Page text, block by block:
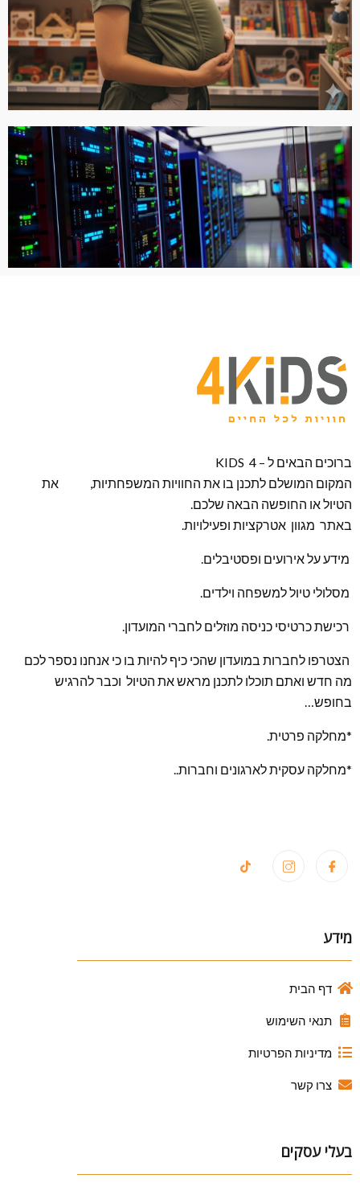
ברוכים הבאים ל – KIDS 4
המקום המושלם לתכנן בו את החוויות המשפחתיות, את
הטיול או החופשה הבאה שלכם.
באתר מגוון אטרקציות ופעילויות.
מידע על אירועים ופסטיבלים.
מסלולי טיול למשפחה וילדים.
רכישת כרטיסי כניסה מוזלים לחברי המועדון.
הצטרפו לחברות במועדון שהכי כיף להיות בו כי אנחנו נספר לכם
מה חדש ואתם תוכלו לתכנן מראש את הטיול וכבר להרגיש
בחופש…
*מחלקה פרטית.
*מחלקה עסקית לארגונים וחברות..
מידע
דף הבית
תנאי השימוש
מדיניות הפרטיות
צרו קשר
בעלי עסקים